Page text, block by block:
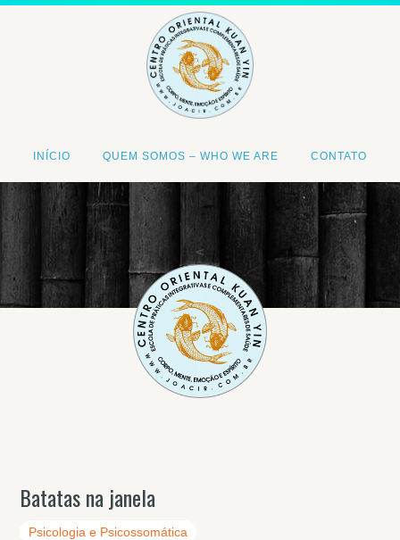
INÍCIO QUEM SOMOS – WHO WE ARE CONTATO
<
Batatas na janela
Psicologia e Psicossomática